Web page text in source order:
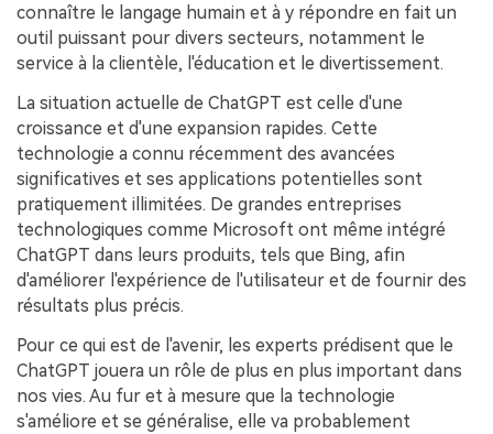
connaître le langage humain et à y répondre en fait un
outil puissant pour divers secteurs, notamment le
service à la clientèle, l'éducation et le divertissement.
La situation actuelle de ChatGPT est celle d'une
croissance et d'une expansion rapides. Cette
technologie a connu récemment des avancées
significatives et ses applications potentielles sont
pratiquement illimitées. De grandes entreprises
technologiques comme Microsoft ont même intégré
ChatGPT dans leurs produits, tels que Bing, afin
d'améliorer l'expérience de l'utilisateur et de fournir des
résultats plus précis.
Pour ce qui est de l'avenir, les experts prédisent que le
ChatGPT jouera un rôle de plus en plus important dans
nos vies. Au fur et à mesure que la technologie
s'améliore et se généralise, elle va probablement